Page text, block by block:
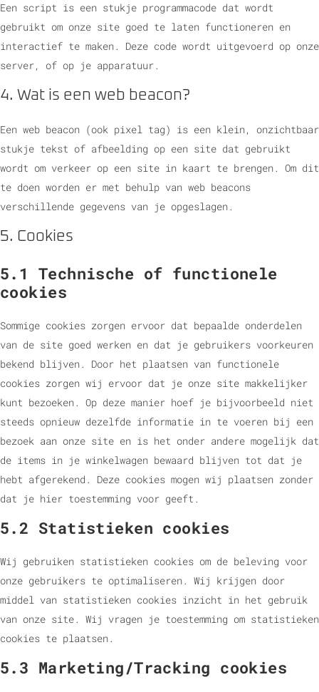
Een script is een stukje programmacode dat wordt
gebruikt om onze site goed te laten functioneren en
interactief te maken. Deze code wordt uitgevoerd op onze
server, of op je apparatuur.
4. Wat is een web beacon?
Een web beacon (ook pixel tag) is een klein, onzichtbaar
stukje tekst of afbeelding op een site dat gebruikt
wordt om verkeer op een site in kaart te brengen. Om dit
te doen worden er met behulp van web beacons
verschillende gegevens van je opgeslagen.
5. Cookies
5.1 Technische of functionele
cookies
Sommige cookies zorgen ervoor dat bepaalde onderdelen
van de site goed werken en dat je gebruikers voorkeuren
bekend blijven. Door het plaatsen van functionele
cookies zorgen wij ervoor dat je onze site makkelijker
kunt bezoeken. Op deze manier hoef je bijvoorbeeld niet
steeds opnieuw dezelfde informatie in te voeren bij een
bezoek aan onze site en is het onder andere mogelijk dat
de items in je winkelwagen bewaard blijven tot dat je
hebt afgerekend. Deze cookies mogen wij plaatsen zonder
dat je hier toestemming voor geeft.
5.2 Statistieken cookies
Wij gebruiken statistieken cookies om de beleving voor
onze gebruikers te optimaliseren. Wij krijgen door
middel van statistieken cookies inzicht in het gebruik
van onze site. Wij vragen je toestemming om statistieken
cookies te plaatsen.
5.3 Marketing/Tracking cookies